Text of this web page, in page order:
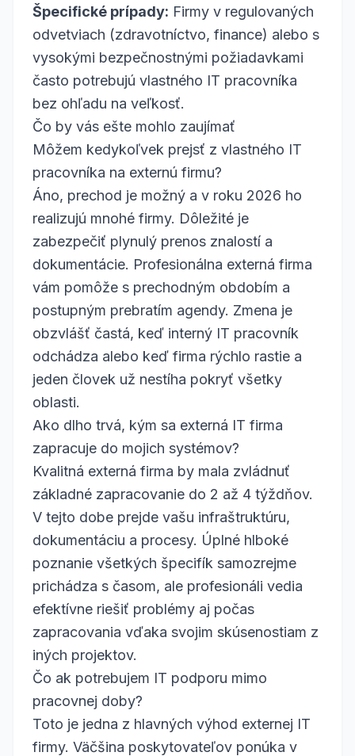
Špecifické prípady: Firmy v regulovaných
odvetviach (zdravotníctvo, finance) alebo s
vysokými bezpečnostnými požiadavkami
často potrebujú vlastného IT pracovníka
bez ohľadu na veľkosť.
Čo by vás ešte mohlo zaujímať
Môžem kedykoľvek prejsť z vlastného IT
pracovníka na externú firmu?
Áno, prechod je možný a v roku 2026 ho
realizujú mnohé firmy. Dôležité je
zabezpečiť plynulý prenos znalostí a
dokumentácie. Profesionálna externá firma
vám pomôže s prechodným obdobím a
postupným prebratím agendy. Zmena je
obzvlášť častá, keď interný IT pracovník
odchádza alebo keď firma rýchlo rastie a
jeden človek už nestíha pokryť všetky
oblasti.
Ako dlho trvá, kým sa externá IT firma
zapracuje do mojich systémov?
Kvalitná externá firma by mala zvládnuť
základné zapracovanie do 2 až 4 týždňov.
V tejto dobe prejde vašu infraštruktúru,
dokumentáciu a procesy. Úplné hlboké
poznanie všetkých špecifík samozrejme
prichádza s časom, ale profesionáli vedia
efektívne riešiť problémy aj počas
zapracovania vďaka svojim skúsenostiam z
iných projektov.
Čo ak potrebujem IT podporu mimo
pracovnej doby?
Toto je jedna z hlavných výhod externej IT
firmy. Väčšina poskytovateľov ponúka v